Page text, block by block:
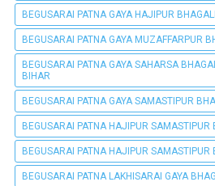
BEGUSARAI PATNA GAYA HAJIPUR
BEGUSARAI PATNA GAYA MUZAFFARPUR
BEGUSARAI PATNA GAYA SAHARSA
BIHAR
BEGUSARAI PATNA GAYA SAMASTIPUR
BEGUSARAI PATNA HAJIPUR SAMASTIPUR
BEGUSARAI PATNA HAJIPUR SAMASTIPUR
BEGUSARAI PATNA LAKHISARAI GAYA